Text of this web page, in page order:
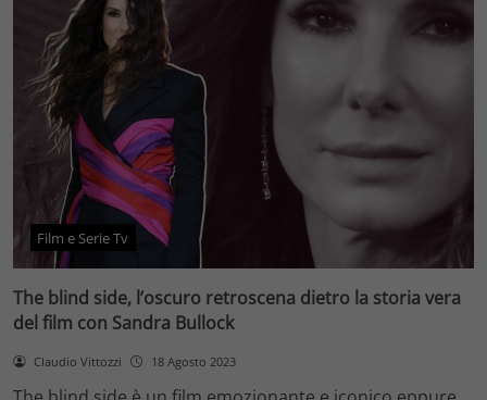
Film e Serie Tv
The blind side, l’oscuro retroscena dietro la storia vera
del film con Sandra Bullock
Claudio Vittozzi 18 Agosto 2023